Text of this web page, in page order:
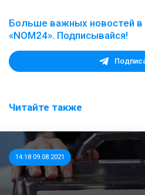
Больше важных новостей в
«NOM24». Подписывайся!
Читайте также
14:18 09.08.2021